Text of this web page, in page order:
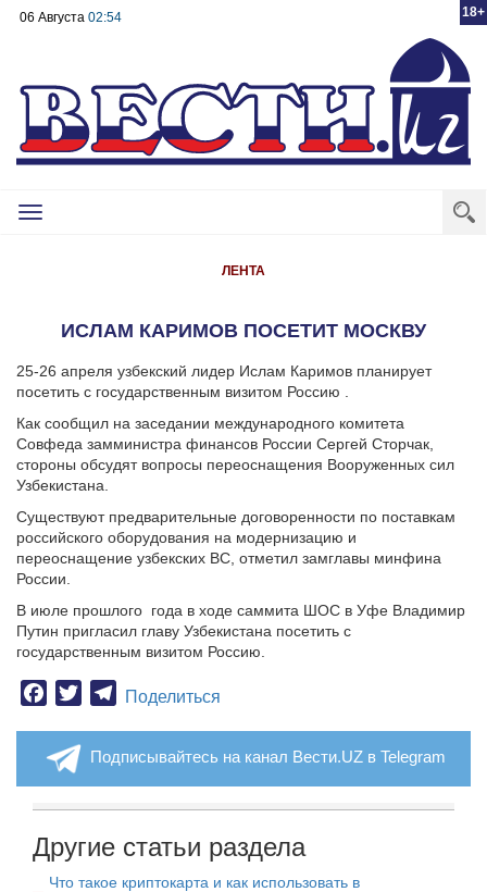
18+
06 Августа 02:54
Toggle
ЛЕНТА
ИСЛАМ КАРИМОВ ПОСЕТИТ МОСКВУ
25-26 апреля узбекский лидер Ислам Каримов планирует
посетить с государственным визитом Россию .
Как сообщил на заседании международного комитета
Совфеда замминистра финансов России Сергей Сторчак,
стороны обсудят вопросы переоснащения Вооруженных сил
Узбекистана.
Существуют предварительные договоренности по поставкам
российского оборудования на модернизацию и
переоснащение узбекских ВС, отметил замглавы минфина
России.
В июле прошлого года в ходе саммита ШОС в Уфе Владимир
Путин пригласил главу Узбекистана посетить с
государственным визитом Россию.
Facebook
TwitterTelegram
Поделиться
Подписывайтесь на канал Вести.UZ в Telegram
Другие статьи раздела
Что такое криптокарта и как использовать в